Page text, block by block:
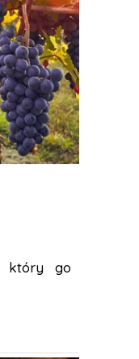
który go